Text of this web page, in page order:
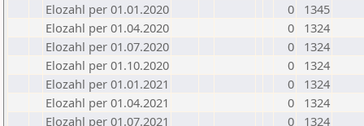
Elozahl per 01.01.2020
0
1345
Elozahl per 01.04.2020
0
1324
Elozahl per 01.07.2020
0
1324
Elozahl per 01.10.2020
0
1324
Elozahl per 01.01.2021
0
1324
Elozahl per 01.04.2021
0
1324
Elozahl per 01.07.2021
0
1324